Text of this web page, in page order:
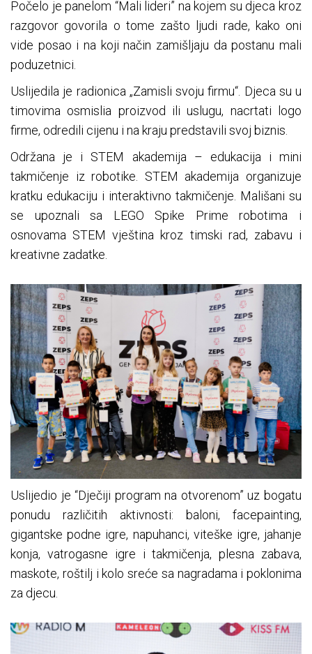
Počelo je panelom “Mali lideri” na kojem su djeca kroz
razgovor govorila o tome zašto ljudi rade, kako oni
vide posao i na koji način zamišljaju da postanu mali
poduzetnici.
Uslijedila je radionica „Zamisli svoju firmu“. Djeca su u
timovima osmislia proizvod ili uslugu, nacrtati logo
firme, odredili cijenu i na kraju predstavili svoj biznis.
Održana je i STEM akademija – edukacija i mini
takmičenje iz robotike. STEM akademija organizuje
kratku edukaciju i interaktivno takmičenje. Mališani su
se upoznali sa LEGO Spike Prime robotima i
osnovama STEM vještina kroz timski rad, zabavu i
kreativne zadatke.
Uslijedio je “Dječiji program na otvorenom” uz bogatu
ponudu različitih aktivnosti: baloni, facepainting,
gigantske podne igre, napuhanci, viteške igre, jahanje
konja, vatrogasne igre i takmičenja, plesna zabava,
maskote, roštilj i kolo sreće sa nagradama i poklonima
za djecu.